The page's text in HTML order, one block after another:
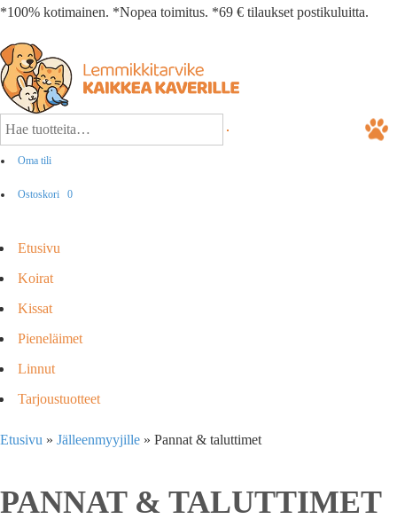
*100% kotimainen. *Nopea toimitus. *69 € tilaukset postikuluitta.
Oma tili
Ostoskori 0
Etusivu
Koirat
Kissat
Pieneläimet
Linnut
Tarjoustuotteet
Etusivu » Jälleenmyyjille » Pannat & taluttimet
PANNAT & TALUTTIMET